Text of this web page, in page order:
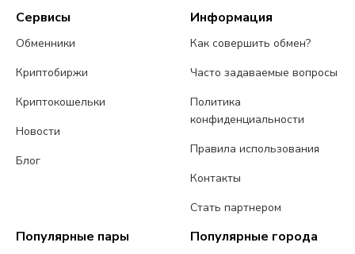
Сервисы
Обменники
Криптобиржи
Криптокошельки
Новости
Блог
Информация
Как совершить обмен?
Часто задаваемые вопросы
Политика
конфиденциальности
Правила использования
Контакты
Стать партнером
Популярные пары Популярные города